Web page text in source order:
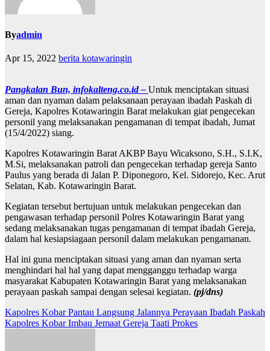
Byadmin
Apr 15, 2022 berita kotawaringin
Pangkalan Bun, infokalteng.co.id – Untuk menciptakan situasi
aman dan nyaman dalam pelaksanaan perayaan ibadah Paskah di
Gereja, Kapolres Kotawaringin Barat melakukan giat pengecekan
personil yang melaksanakan pengamanan di tempat ibadah, Jumat
(15/4/2022) siang.
Kapolres Kotawaringin Barat AKBP Bayu Wicaksono, S.H., S.I.K,
M.Si, melaksanakan patroli dan pengecekan terhadap gereja Santo
Paulus yang berada di Jalan P. Diponegoro, Kel. Sidorejo, Kec. Arut
Selatan, Kab. Kotawaringin Barat.
Kegiatan tersebut bertujuan untuk melakukan pengecekan dan
pengawasan terhadap personil Polres Kotawaringin Barat yang
sedang melaksanakan tugas pengamanan di tempat ibadah Gereja,
dalam hal kesiapsiagaan personil dalam melakukan pengamanan.
Hal ini guna menciptakan situasi yang aman dan nyaman serta
menghindari hal hal yang dapat mengganggu terhadap warga
masyarakat Kabupaten Kotawaringin Barat yang melaksanakan
perayaan paskah sampai dengan selesai kegiatan. (pj/dns)
Navigasi
pos
Kapolres Kobar Pantau Langsung Jalannya Perayaan Ibadah Paskah
Kapolres Kobar Imbau Jemaat Gereja Taati Prokes